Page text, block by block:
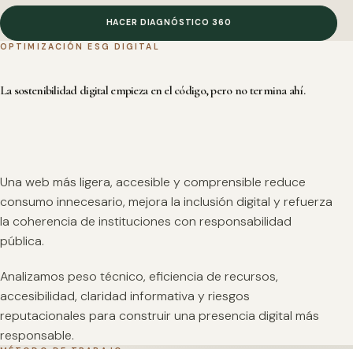
HACER DIAGNÓSTICO 360
OPTIMIZACIÓN ESG DIGITAL
La sostenibilidad digital empieza en el código, pero no termina ahí.
Una web más ligera, accesible y comprensible reduce
consumo innecesario, mejora la inclusión digital y refuerza
la coherencia de instituciones con responsabilidad
pública.
Analizamos peso técnico, eficiencia de recursos,
accesibilidad, claridad informativa y riesgos
reputacionales para construir una presencia digital más
responsable.